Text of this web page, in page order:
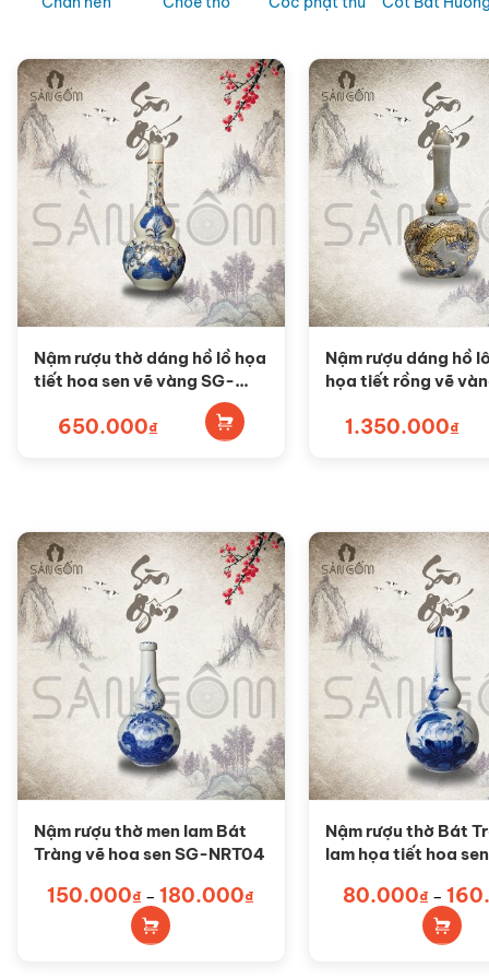
Nậm rượu thờ dáng hồ lồ họa
tiết hoa sen vẽ vàng SG-
650.000₫
Nậm rượu dáng hồ
họa tiết rồng vẽ
1.350.000₫
Nậm rượu thờ men lam Bát
Tràng vẽ hoa sen SG-NRT04
150.000₫ – 180.000₫Khoảng
Sản
Nậm rượu thờ Bát
lam họa tiết hoa
80.000₫ –
Sản